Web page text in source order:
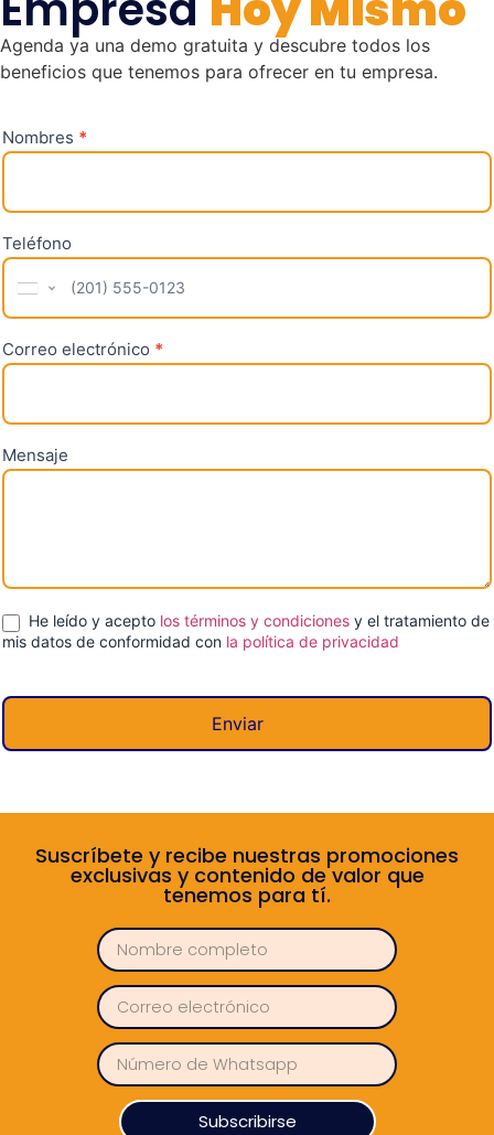
Agenda ya una demo gratuita y descubre todos los
beneficios que tenemos para ofrecer en tu empresa.
Contacta
Nombres *
Teléfono
United States +1
Correo electrónico *
Mensaje
He leído y acepto los términos y condiciones
mis datos de conformidad con la política de privacidad
Enviar
Si eres
humano,
campo
blanco.
Suscríbete y recibe nuestras promociones
exclusivas y contenido de valor que
tenemos para tí.
Subscribirse